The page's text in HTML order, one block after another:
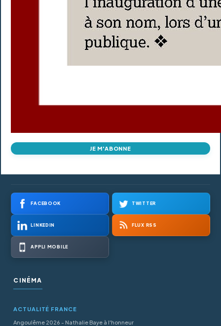
JE M'ABONNE
FACEBOOK TWITTER
LINKEDIN FLUX RSS
APPLI MOBILE
CINÉMA
ACTUALITÉ FRANCE
Angoulême 2026 - Nathalie Baye à l'honneur